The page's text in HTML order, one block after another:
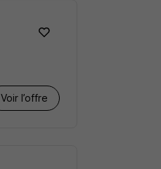
Voir l’offre